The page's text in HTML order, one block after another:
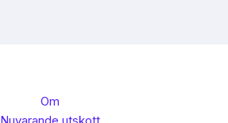
Om